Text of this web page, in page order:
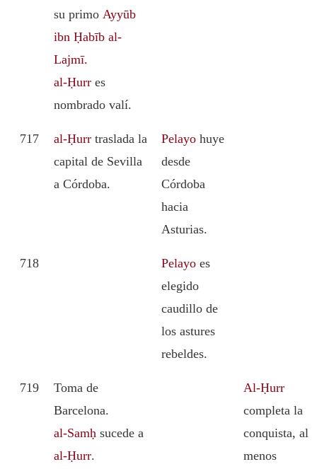
su primo Ayyūb
ibn Ḥabīb al-
Lajmī.
al-Ḥurr es
nombrado valí.
717 al-Ḥurr traslada la
capital de Sevilla
a Córdoba.
Pelayo huye
desde
Córdoba
hacia
Asturias.
718 Pelayo es
elegido
caudillo de
los astures
rebeldes.
719
Toma de
Barcelona.
al-Samḥ sucede a
al-Ḥurr.
Al-Ḥurr
completa la
conquista, al
menos